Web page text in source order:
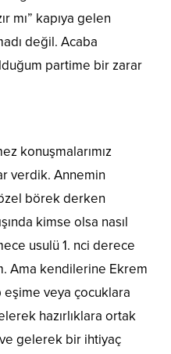
mı” kapıya gelen
değil. Acaba
partime bir zarar
konuşmalarımız
verdik. Annemin
börek derken
kimse olsa nasıl
usulü 1. nci derece
Ama kendilerine Ekrem
eşime veya çocuklara
hazırlıklara ortak
gelerek bir ihtiyaç